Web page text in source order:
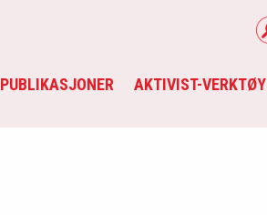
PUBLIKASJONER AKTIVIST-VERKTØY